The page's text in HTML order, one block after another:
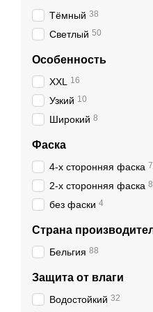
Тёмный 38
Светлый 50
Особенность
XXL 16
Узкий 10
Широкий 8
Фаска
4-х сторонняя фаска
2-х сторонняя фаска 8
без фаски 4
Страна
Бельгия 88
Защита от влаги
Водостойкий 32